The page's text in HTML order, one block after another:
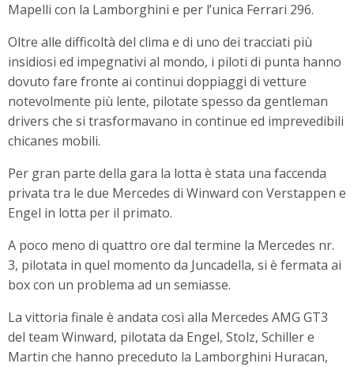
Mapelli con la Lamborghini e per l’unica Ferrari 296.
Oltre alle difficoltà del clima e di uno dei tracciati più
insidiosi ed impegnativi al mondo, i piloti di punta hanno
dovuto fare fronte ai continui doppiaggi di vetture
notevolmente più lente, pilotate spesso da gentleman
drivers che si trasformavano in continue ed imprevedibili
chicanes mobili.
Per gran parte della gara la lotta è stata una faccenda
privata tra le due Mercedes di Winward con Verstappen e
Engel in lotta per il primato.
A poco meno di quattro ore dal termine la Mercedes nr.
3, pilotata in quel momento da Juncadella, si è fermata ai
box con un problema ad un semiasse.
La vittoria finale è andata così alla Mercedes AMG GT3
del team Winward, pilotata da Engel, Stolz, Schiller e
Martin che hanno preceduto la Lamborghini Huracan,